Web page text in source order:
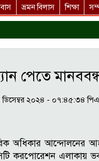
ভ্রমন বিলাস শিক্ষা
পেতে
ডিসেম্বর ২০২৪ - ০৭:৪৫:৩৪
অধিকার আন্দোলনের
করপোরেশন এলাকায়